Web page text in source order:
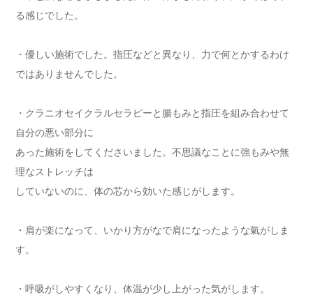
る感じでした。
・優しい施術でした。指圧などと異なり、力で何とかするわけ
ではありませんでした。
・クラニオセイクラルセラピーと腸もみと指圧を組み合わせて
自分の悪い部分に
あった施術をしてくださいました。不思議なことに強もみや無
理なストレッチは
していないのに、体の芯から効いた感じがします。
・肩が楽になって、いかり方がなで肩になったような氣がしま
す。
・呼吸がしやすくなり、体温が少し上がった気がします。